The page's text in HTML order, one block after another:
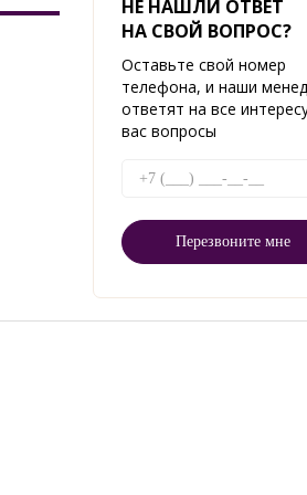
НЕ НАШЛИ ОТВЕТ
НА СВОЙ ВОПРОС?
Оставьте свой номер
телефона, и наши
ответят на все
вас вопросы